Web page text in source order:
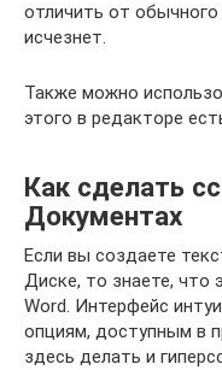
отличить от обычного
исчезнет.
Также можно
этого в редакторе
Как сделать
Документах
Если вы создаете
Диске, то знаете, что
Word. Интерфейс
опциям, доступным в
здесь делать и